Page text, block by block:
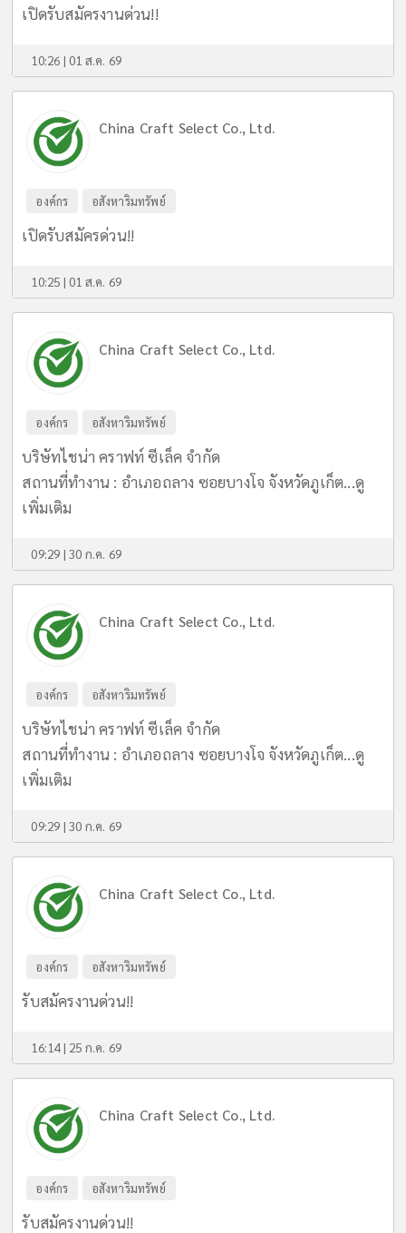
เปิดรับสมัครงานด่วน!!
10:26 | 01 ส.ค. 69
China Craft Select Co., Ltd.
องค์กร อสังหาริมทรัพย์
เปิดรับสมัครด่วน!!
10:25 | 01 ส.ค. 69
China Craft Select Co., Ltd.
องค์กร อสังหาริมทรัพย์
บริษัทไชน่า คราฟท์ ซีเล็ค จำกัด
สถานที่ทำงาน : อำเภอถลาง ซอยบางโจ จังหวัดภูเก็ต...ดู
เพิ่มเติม
09:29 | 30 ก.ค. 69
China Craft Select Co., Ltd.
องค์กร อสังหาริมทรัพย์
บริษัทไชน่า คราฟท์ ซีเล็ค จำกัด
สถานที่ทำงาน : อำเภอถลาง ซอยบางโจ จังหวัดภูเก็ต...ดู
เพิ่มเติม
09:29 | 30 ก.ค. 69
China Craft Select Co., Ltd.
องค์กร อสังหาริมทรัพย์
รับสมัครงานด่วน!!
16:14 | 25 ก.ค. 69
China Craft Select Co., Ltd.
องค์กร อสังหาริมทรัพย์
รับสมัครงานด่วน!!